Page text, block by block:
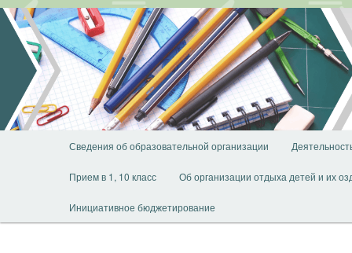
Перейти
основному
содержимому
Сведения об образовательной организации
Прием в 1, 10 класс Об организации отдыха детей и их
Инициативное бюджетирование